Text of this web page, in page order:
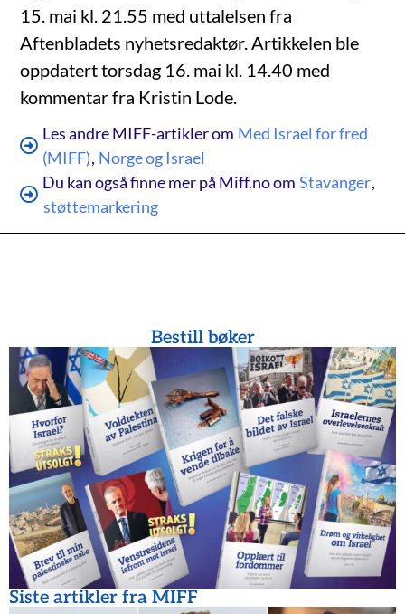
15. mai kl. 21.55 med uttalelsen fra
Aftenbladets nyhetsredaktør. Artikkelen ble
oppdatert torsdag 16. mai kl. 14.40 med
kommentar fra Kristin Lode.
Les andre MIFF-artikler om Med Israel for fred
(MIFF), Norge og Israel
Du kan også finne mer på Miff.no om Stavanger,
støttemarkering
Bestill bøker
Siste artikler fra MIFF